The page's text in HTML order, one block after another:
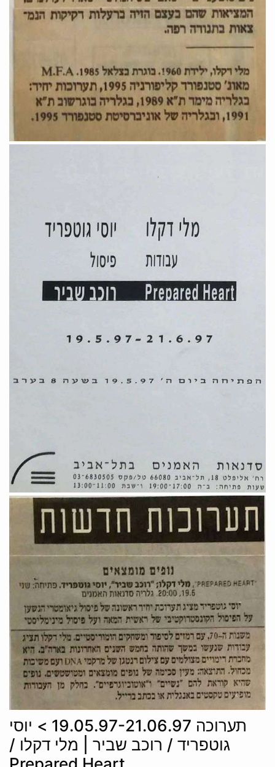
תערוכה 19.05.97-21.06.97 > יוסי
גוטפריד / רוכב שביר | מלי דקלו /